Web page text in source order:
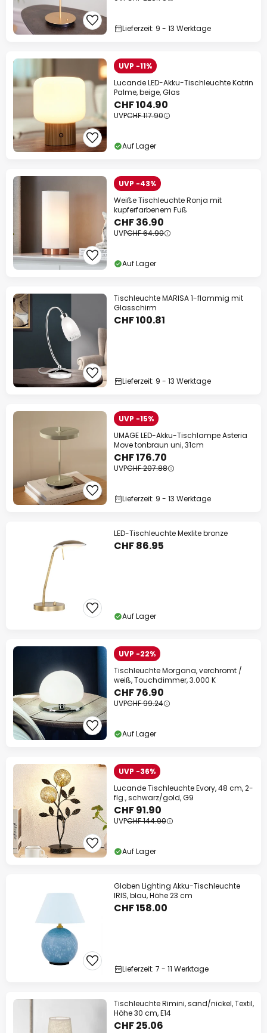
Lieferzeit: 9 - 13 Werktage
UVP -11%
Lucande LED-Akku-Tischleuchte Katrin
Palme, beige, Glas
CHF 104.90
UVPCHF 117.90
Auf Lager
UVP -43%
Weiße Tischleuchte Ronja mit
kupferfarbenem Fuß
CHF 36.90
UVPCHF 64.90
Auf Lager
Tischleuchte MARISA 1-flammig mit
Glasschirm
CHF 100.81
Lieferzeit: 9 - 13 Werktage
UVP -15%
UMAGE LED-Akku-Tischlampe Asteria
Move tonbraun uni, 31cm
CHF 176.70
UVPCHF 207.88
Lieferzeit: 9 - 13 Werktage
LED-Tischleuchte Mexlite bronze
CHF 86.95
Auf Lager
UVP -22%
Tischleuchte Morgana, verchromt /
weiß, Touchdimmer, 3.000 K
CHF 76.90
UVPCHF 99.24
Auf Lager
UVP -36%
Lucande Tischleuchte Evory, 48 cm, 2-
flg., schwarz/gold, G9
CHF 91.90
UVPCHF 144.90
Auf Lager
Globen Lighting Akku-Tischleuchte
IRIS, blau, Höhe 23 cm
CHF 158.00
Lieferzeit: 7 - 11 Werktage
Tischleuchte Rimini, sand/nickel, Textil,
Höhe 30 cm, E14
CHF 25.06